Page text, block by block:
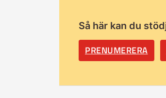
Så här kan du
PRENUMERERA